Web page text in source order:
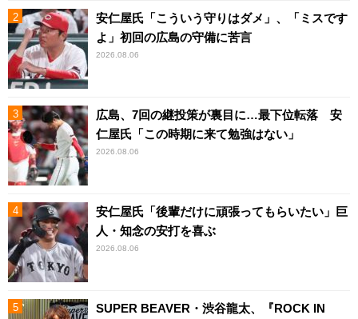
安仁屋氏「こういう守りはダメ」、「ミスです
よ」初回の広島の守備に苦言
2026.08.06
広島、7回の継投策が裏目に…最下位転落 安
仁屋氏「この時期に来て勉強はない」
2026.08.06
安仁屋氏「後輩だけに頑張ってもらいたい」巨
人・知念の安打を喜ぶ
2026.08.06
SUPER BEAVER・渋谷龍太、『ROCK IN